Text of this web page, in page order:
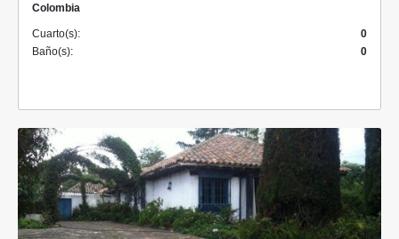
Colombia
Cuarto(s):
0
Baño(s):
0